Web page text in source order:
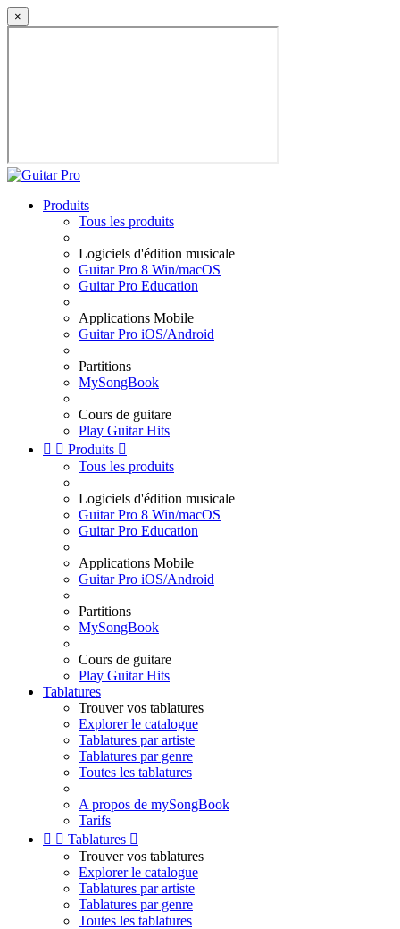
×
Produits
Tous les produits
Logiciels d'édition musicale
Guitar Pro 8 Win/macOS
Guitar Pro Education
Applications Mobile
Guitar Pro iOS/Android
Partitions
MySongBook
Cours de guitare
Play Guitar Hits
  Produits 
Tous les produits
Logiciels d'édition musicale
Guitar Pro 8 Win/macOS
Guitar Pro Education
Applications Mobile
Guitar Pro iOS/Android
Partitions
MySongBook
Cours de guitare
Play Guitar Hits
Tablatures
Trouver vos tablatures
Explorer le catalogue
Tablatures par artiste
Tablatures par genre
Toutes les tablatures
A propos de mySongBook
Tarifs
  Tablatures 
Trouver vos tablatures
Explorer le catalogue
Tablatures par artiste
Tablatures par genre
Toutes les tablatures